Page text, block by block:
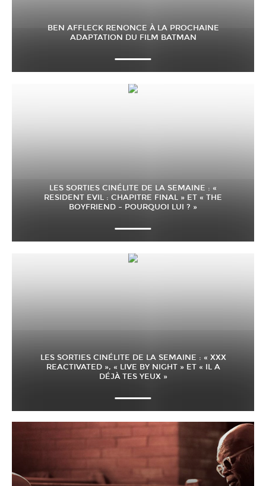
BEN AFFLECK RENONCE À LA PROCHAINE
ADAPTATION DU FILM BATMAN
LES SORTIES CINÉLITE DE LA SEMAINE : «
RESIDENT EVIL : CHAPITRE FINAL » ET « THE
BOYFRIEND – POURQUOI LUI ? »
LES SORTIES CINÉLITE DE LA SEMAINE : « XXX
REACTIVATED », « LIVE BY NIGHT » ET « IL A
DÉJÀ TES YEUX »